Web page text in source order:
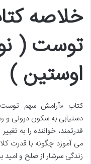
خلاصه
توست (
اوستین )
کتاب «آرامش سهم
قدرتمند، خواننده را به
می آموزد چگونه با قدرت
زندگی سرشار از صلح و امید